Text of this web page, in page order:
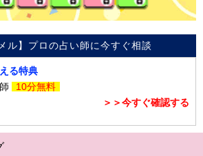
ル】プロの占い師に今すぐ相談
る特典
10分無料
＞＞今すぐ確認する